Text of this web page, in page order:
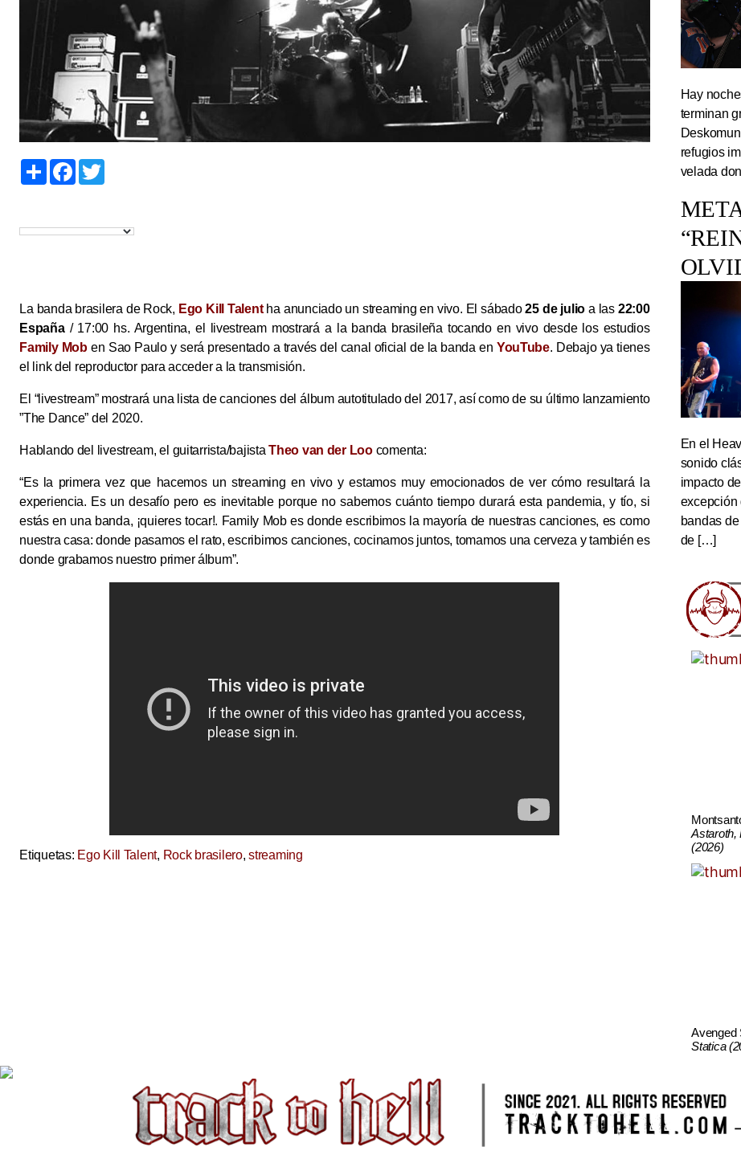
S
h
F
a
o e
La banda brasilera de Rock, Ego Kill Talentha anunciado un streaming en vivo. El sábado25 de julio a las 22:00
España/ 17:00 hs. Argentina, el livestream mostrará a la banda brasileña tocando en vivo desde los estudios
Family Moben Sao Paulo y será presentado a través del canal oficial de la banda en YouTube. Debajo ya tienes
el link del reproductor para acceder a la transmisión.
El “livestream” mostrará una lista de canciones del álbum autotitulado del 2017, así como de su último lanzamiento
”The Dance” del 2020.
Hablando del livestream, el guitarrista/bajistaTheo van der Loocomenta:
“Es la primera vez que hacemos un streaming en vivo y estamos muy emocionados de ver cómo resultará la
experiencia. Es un desafío pero es inevitable porque no sabemos cuánto tiempo durará esta pandemia, y tío, si
estás en una banda, ¡quieres tocar!. Family Mob es donde escribimos la mayoría de nuestras canciones, es como
nuestra casa: donde pasamos el rato, escribimos canciones, cocinamos juntos, tomamos una cerveza y también es
donde grabamos nuestro primer álbum”.
Etiquetas: Ego Kill Talent, Rock brasilero,streaming
Hay
terminan
refugios
velada
En el
sonido
impacto
excepción
bandas
de […]
Astaroth,
(2026)
Avenged
Statica